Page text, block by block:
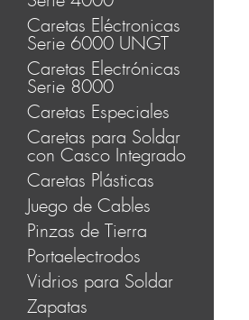
Caretas Eléctronicas
Serie 6000 UNGT
Caretas Electrónicas
Serie 8000
Caretas Especiales
Caretas para Soldar
con Casco Integrado
Caretas Plásticas
Juego de Cables
Pinzas de Tierra
Portaelectrodos
Vidrios para Soldar
Zapatas